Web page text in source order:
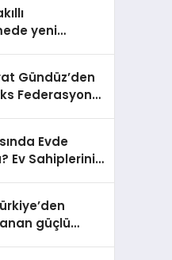
yeni
Plus
Gündüz’den
Federasyonu
Evde
Ev Sahiplerinin
güçlü